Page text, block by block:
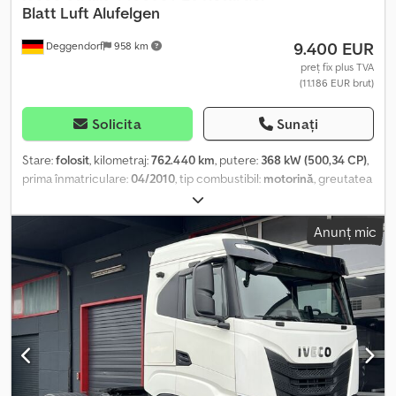
Deggendorf 958 km
Blatt Luft Alufelgen
9.400 EUR
preț fix plus TVA
(11.186 EUR brut)
Solicita Sunați
Stare:folosit, kilometraj:762.440 km, putere: 368 kW (500,34 CP),
prima înmatriculare:04/2010, tip combustibil: motorină, greutatea
, greutatea maximă de încărcare:
greutate totală:18.000 kg, dimensiunea anvelopei:335/55 R22,5,
, ampatament:3.650 mm, frâne: retarder,
culoare:
galben, cabină șofer: cabina de dormit, tip de angrenaj:
automat, clasă de emisii:Euro 5, suspensie:oțel-aer, număr de
paturi:
, dimensiunea anvelopei din față:335/55 R22,5, număr de
locuri:2 , Dotări:ABS, aer condiționat, blocare diferențial,
computer de bord, pilot automat de viteză, închidere
centralizată, încălzitor staționar
, (RO), Iveco Stralis 400S50T cap
tractor Clasa de emisii Euro 5, Configurație roți 4x2, Retarder,
Transmisie automată, Tempomat, 2 paturi, Încălzire auxiliară,
Anunț mic